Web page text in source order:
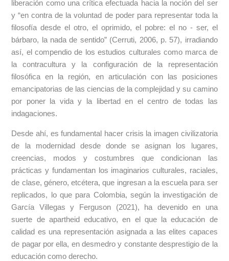
liberación como una crítica efectuada hacia la noción del ser
y “en contra de la voluntad de poder para representar toda la
filosofía desde el otro, el oprimido, el pobre: el no - ser, el
bárbaro, la nada de sentido” (Cerruti, 2006, p. 57), irradiando
así, el compendio de los estudios culturales como marca de
la contracultura y la configuración de la representación
filosófica en la región, en articulación con las posiciones
emancipatorias de las ciencias de la complejidad y su camino
por poner la vida y la libertad en el centro de todas las
indagaciones.
Desde ahí, es fundamental hacer crisis la imagen civilizatoria
de la modernidad desde donde se asignan los lugares,
creencias, modos y costumbres que condicionan las
prácticas y fundamentan los imaginarios culturales, raciales,
de clase, género, etcétera, que ingresan a la escuela para ser
replicados, lo que para Colombia, según la investigación de
García Villegas y Ferguson (2021), ha devenido en una
suerte de apartheid educativo, en el que la educación de
calidad es una representación asignada a las elites capaces
de pagar por ella, en desmedro y constante desprestigio de la
educación como derecho.